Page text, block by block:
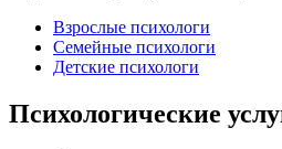
Взрослые психологи
Семейные психологи
Детские психологи
Психологические